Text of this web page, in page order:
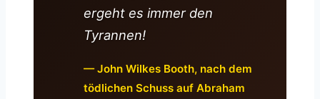
ergeht es immer den
Tyrannen!
— John Wilkes Booth, nach dem
tödlichen Schuss auf Abraham